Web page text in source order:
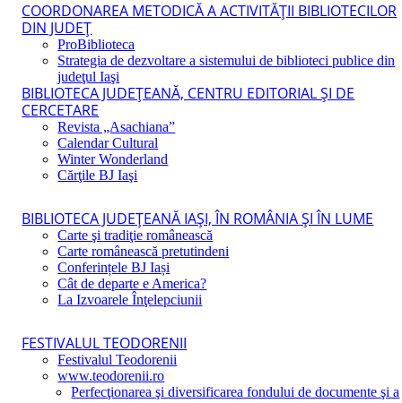
COORDONAREA METODICĂ A ACTIVITĂŢII BIBLIOTECILOR
DIN JUDEŢ
ProBiblioteca
Strategia de dezvoltare a sistemului de biblioteci publice din
judeţul Iaşi
BIBLIOTECA JUDEŢEANĂ, CENTRU EDITORIAL ŞI DE
CERCETARE
Revista „Asachiana”
Calendar Cultural
Winter Wonderland
Cărţile BJ Iaşi
BIBLIOTECA JUDEŢEANĂ IAŞI, ÎN ROMÂNIA ŞI ÎN LUME
Carte şi tradiţie românească
Carte românească pretutindeni
Conferințele BJ Iași
Cât de departe e America?
La Izvoarele Înţelepciunii
FESTIVALUL TEODORENII
Festivalul Teodorenii
www.teodorenii.ro
Perfecţionarea şi diversificarea fondului de documente şi a